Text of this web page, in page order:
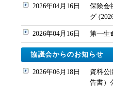
2026年04月16日
保険会
グ
2026年04月16日 第一生
協議会からのお知らせ
2026年06月18日
資料公
告書）